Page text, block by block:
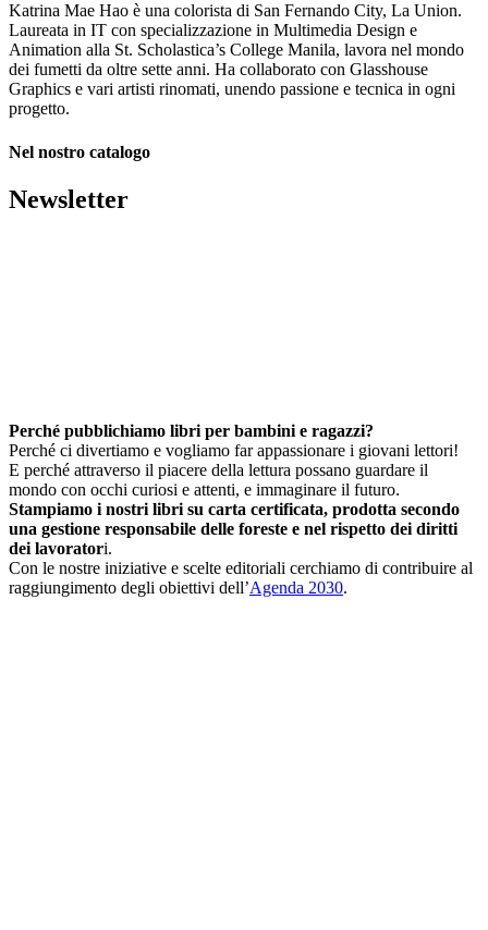
Katrina Mae Hao è una colorista di San Fernando City, La Union.
Laureata in IT con specializzazione in Multimedia Design e
Animation alla St. Scholastica’s College Manila, lavora nel mondo
dei fumetti da oltre sette anni. Ha collaborato con Glasshouse
Graphics e vari artisti rinomati, unendo passione e tecnica in ogni
progetto.
Nel nostro catalogo
Newsletter
Perché pubblichiamo libri per bambini e ragazzi?
Perché ci divertiamo e vogliamo far appassionare i giovani lettori!
E perché attraverso il piacere della lettura possano guardare il
mondo con occhi curiosi e attenti, e immaginare il futuro.
Stampiamo i nostri libri su carta certificata, prodotta secondo
una gestione responsabile delle foreste e nel rispetto dei diritti
dei lavoratori.
Con le nostre iniziative e scelte editoriali cerchiamo di contribuire al
raggiungimento degli obiettivi dell’Agenda 2030.